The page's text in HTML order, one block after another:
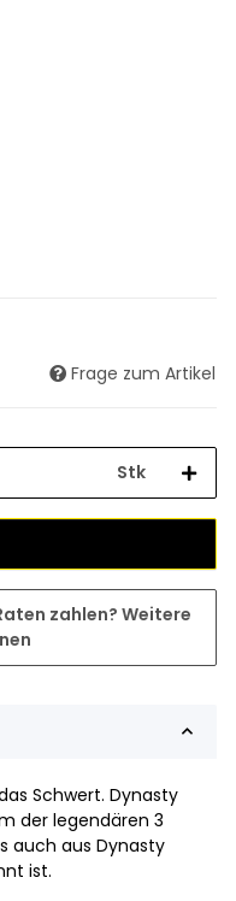
Frage zum Artikel
Stk
zahlen? Weitere
Schwert. Dynasty
der legendären 3
auch aus Dynasty
ist.